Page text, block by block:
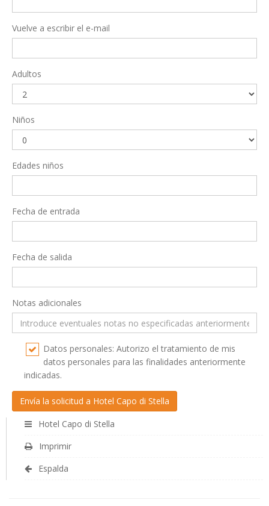
Vuelve a escribir el e-mail
Adultos
Niños
Edades niños
Fecha de entrada
Fecha de salida
Notas adicionales
Datos personales: Autorizo el tratamiento de mis
datos personales para las finalidades anteriormente
indicadas.
Hotel Capo di Stella
Imprimir
Espalda